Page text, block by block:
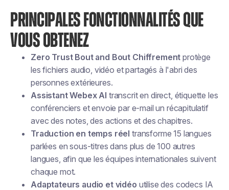
PRINCIPALES FONCTIONNALITÉS QUE
VOUS OBTENEZ
Zero Trust Bout and Bout Chiffrement protège
les fichiers audio, vidéo et partagés à l'abri des
personnes extérieures.
Assistant Webex AI transcrit en direct, étiquette les
conférenciers et envoie par e-mail un récapitulatif
avec des notes, des actions et des chapitres.
Traduction en temps réel transforme 15 langues
parlées en sous-titres dans plus de 100 autres
langues, afin que les équipes internationales suivent
chaque mot.
Adaptateurs audio et vidéo utilise des codecs IA